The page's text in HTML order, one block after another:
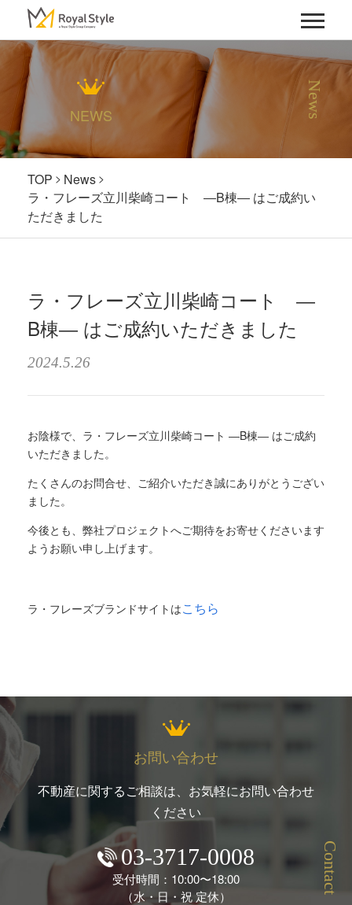
News
NEWS
TOP
News
ラ・フレーズ立川柴崎コート ―B棟― はご成約い
ただきました
ラ・フレーズ立川柴崎コート ―
B棟― はご成約いただきました
2024.5.26
お陰様で、ラ・フレーズ立川柴崎コート ―B棟― はご成約
いただきました。
たくさんのお問合せ、ご紹介いただき誠にありがとうござい
ました。
今後とも、弊社プロジェクトへご期待をお寄せくださいます
ようお願い申し上げます。
ラ・フレーズブランドサイト はこちら
Contact
お問い合わせ
不動産に関するご相談は、お気軽にお問い合わせ
ください
03-3717-0008
受付時間：10:00〜18:00
（水・日・祝 定休）